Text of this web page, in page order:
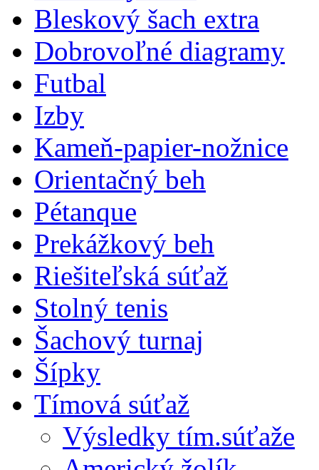
Bleskový šach extra
Dobrovoľné diagramy
Futbal
Izby
Kameň-papier-nožnice
Orientačný beh
Pétanque
Prekážkový beh
Riešiteľská súťaž
Stolný tenis
Šachový turnaj
Šípky
Tímová súťaž
Výsledky tím.súťaže